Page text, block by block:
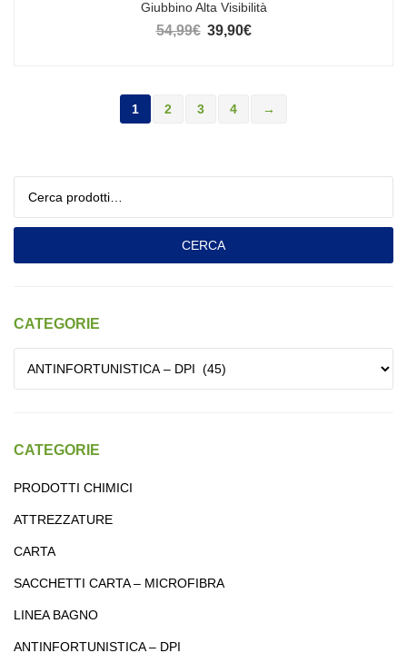
Giubbino Alta Visibilità
54,99€ Il prezzo originale era: 54,99€.
39,90€
1 2 3 4 →
CERCA
CATEGORIE
CATEGORIE
PRODOTTI CHIMICI
ATTREZZATURE
CARTA
SACCHETTI CARTA – MICROFIBRA
LINEA BAGNO
ANTINFORTUNISTICA – DPI